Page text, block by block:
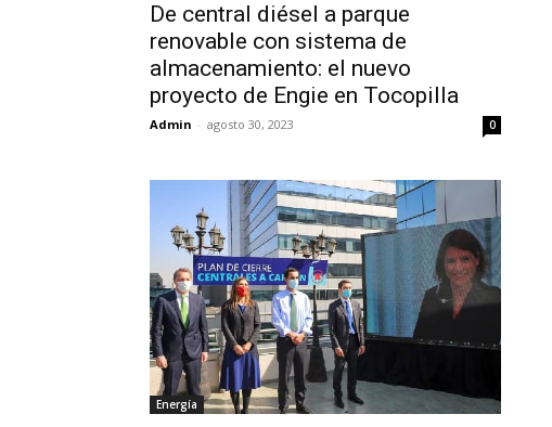
De central diésel a parque
renovable con sistema de
almacenamiento: el nuevo
proyecto de Engie en Tocopilla
Admin - agosto 30, 2023 0
Energía